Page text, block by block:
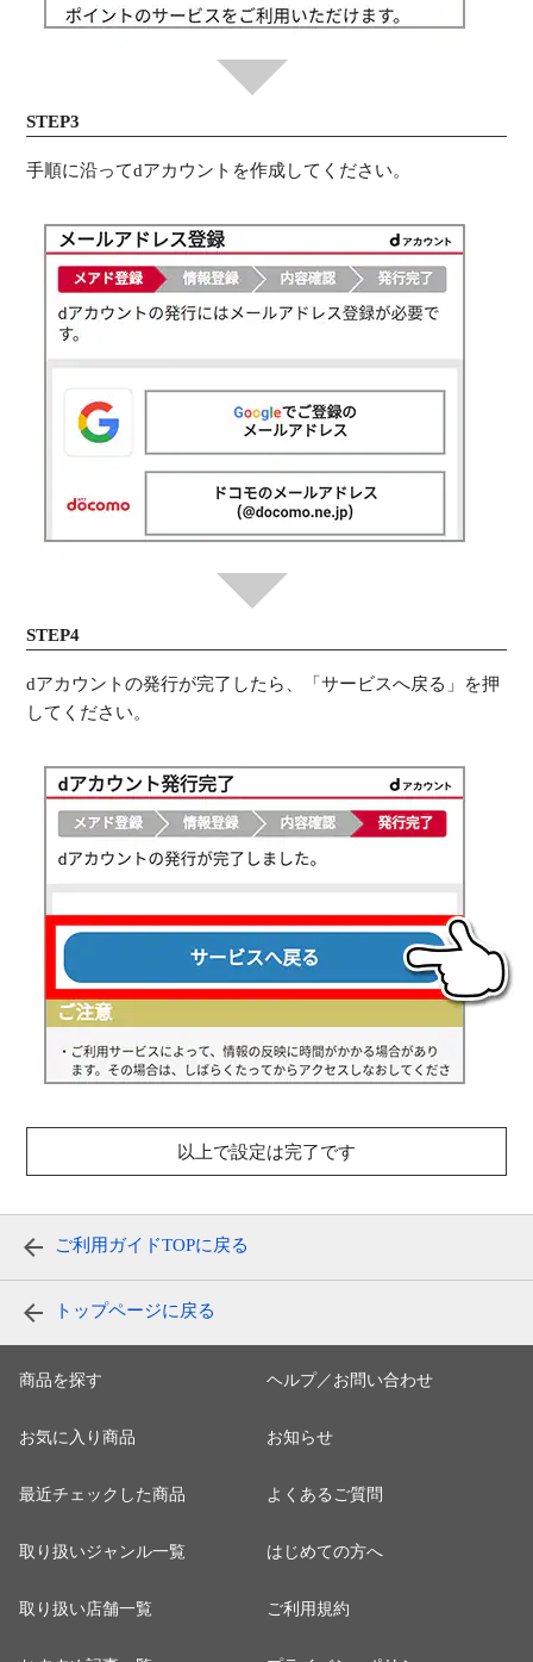
STEP3
手順に沿ってdアカウントを作成してください。
STEP4
dアカウントの発行が完了したら、「サービスへ戻る」を押
してください。
以上で設定は完了です
ご利用ガイドTOPに戻る
トップページに戻る
商品を探す
お気に入り商品
最近チェックした商品
取り扱いジャンル一覧
取り扱い店舗一覧
ヘルプ／お問い合わせ
お知らせ
よくあるご質問
はじめての方へ
ご利用規約